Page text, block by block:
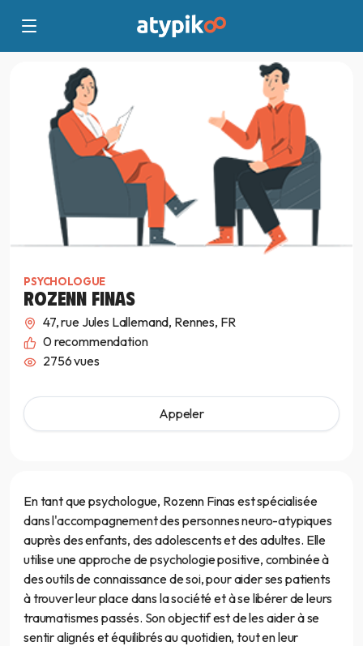
PSYCHOLOGUE
ROZENN FINAS
47, rue Jules Lallemand, Rennes, FR
0recommendation
2756 vues
Appeler
En tant que psychologue, Rozenn Finas est spécialisée
dans l'accompagnement des personnes neuro-atypiques
auprès des enfants, des adolescents et des adultes. Elle
utilise une approche de psychologie positive, combinée à
des outils de connaissance de soi, pour aider ses patients
à trouver leur place dans la société et à se libérer de leurs
traumatismes passés. Son objectif est de les aider à se
sentir alignés et équilibrés au quotidien, tout en leur